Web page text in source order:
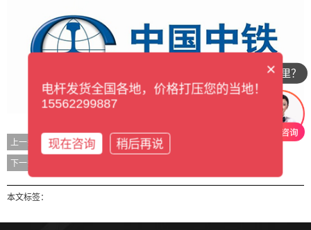
上一条 盐城合作客户：某某公司
下一条
本文标签：
你们公司在哪里？
×
电杆发货全国各地，价格打压您的当地！
15562299887
现在咨询 稍后再说